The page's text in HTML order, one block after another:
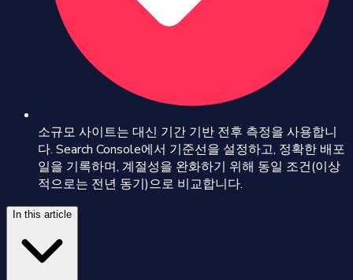
소규모 사이트는 대신 기간 기반 전후 측정을 사용합니
다. Search Console에서 기준선을 설정하고, 정확한 배포
일을 기록하며, 계절성을 완화하기 위해 동일 조건(이상
적으로는 전년 동기)으로 비교합니다.
In this article